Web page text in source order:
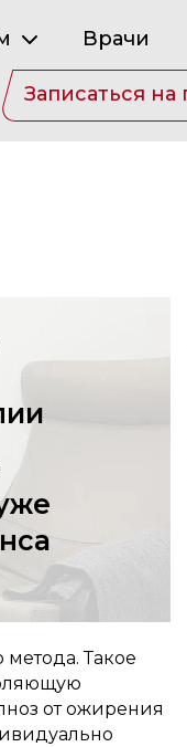
Врачи
Записаться
Такое
от ожирения